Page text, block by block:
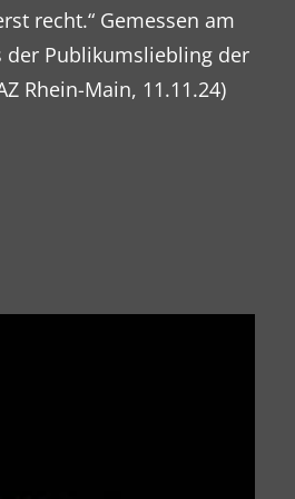
recht.“ Gemessen am
der Publikumsliebling der
Rhein-Main, 11.11.24)